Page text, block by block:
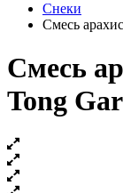
Снеки
Смесь
Смесь
Tong